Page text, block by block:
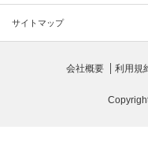
サイトマップ
会社概要 利用規